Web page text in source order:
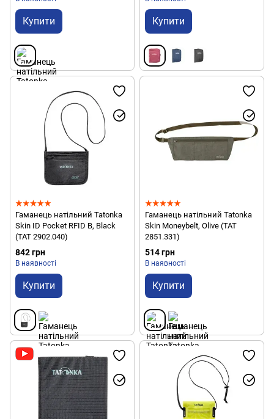
Купити Купити
Гаманець натільний Tatonka
Skin ID Pocket RFID B, Black
(TAT 2902.040)
842 грн
В наявності
Купити
Гаманець натільний Tatonka
Skin Moneybelt, Olive (TAT
2851.331)
514 грн
В наявності
Купити